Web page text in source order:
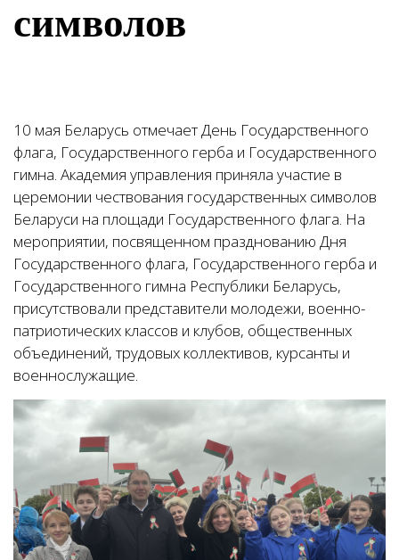
символов
10 мая Беларусь отмечает День Государственного
флага, Государственного герба и Государственного
гимна. Академия управления приняла участие в
церемонии чествования государственных символов
Беларуси на площади Государственного флага. На
мероприятии, посвященном празднованию Дня
Государственного флага, Государственного герба и
Государственного гимна Республики Беларусь,
присутствовали представители молодежи, военно-
патриотических классов и клубов, общественных
объединений, трудовых коллективов, курсанты и
военнослужащие.